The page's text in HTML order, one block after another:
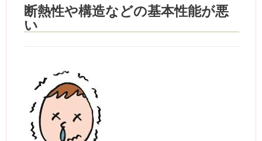
断熱性や構造などの基本性能が悪
い